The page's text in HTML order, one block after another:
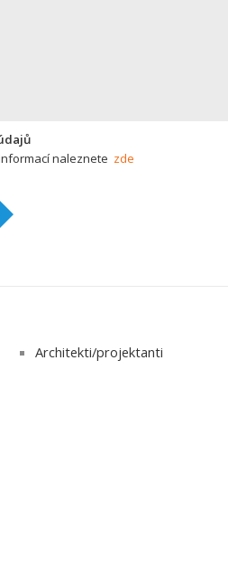
naleznete zde
Architekti/projektanti